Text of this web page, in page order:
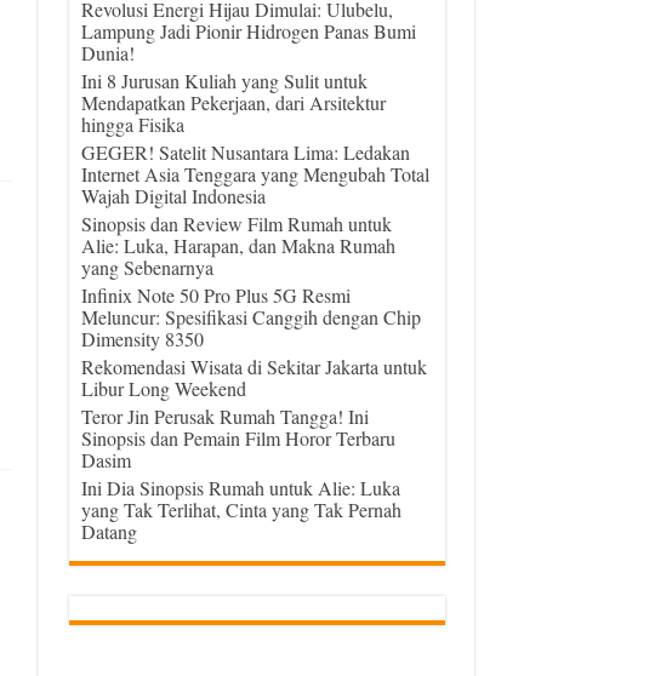
Revolusi Energi Hijau Dimulai: Ulubelu,
Lampung Jadi Pionir Hidrogen Panas Bumi
Dunia!
Ini 8 Jurusan Kuliah yang Sulit untuk
Mendapatkan Pekerjaan, dari Arsitektur
hingga Fisika
GEGER! Satelit Nusantara Lima: Ledakan
Internet Asia Tenggara yang Mengubah Total
Wajah Digital Indonesia
Sinopsis dan Review Film Rumah untuk
Alie: Luka, Harapan, dan Makna Rumah
yang Sebenarnya
Infinix Note 50 Pro Plus 5G Resmi
Meluncur: Spesifikasi Canggih dengan Chip
Dimensity 8350
Rekomendasi Wisata di Sekitar Jakarta untuk
Libur Long Weekend
Teror Jin Perusak Rumah Tangga! Ini
Sinopsis dan Pemain Film Horor Terbaru
Dasim
Ini Dia Sinopsis Rumah untuk Alie: Luka
yang Tak Terlihat, Cinta yang Tak Pernah
Datang